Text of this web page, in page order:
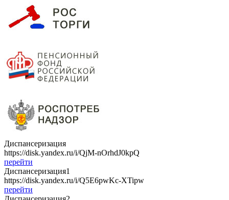
Диспансеризация
https://disk.yandex.ru/i/QjM-nOrhdJ0kpQ
перейти
Диспансеризация1
https://disk.yandex.ru/i/Q5E6pwKc-XTipw
перейти